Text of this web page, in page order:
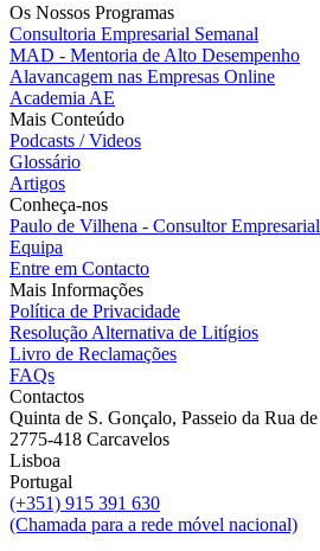
Os Nossos Programas
Consultoria Empresarial Semanal
MAD - Mentoria de Alto Desempenho
Alavancagem nas Empresas Online
Academia AE
Mais Conteúdo
Podcasts / Videos
Glossário
Artigos
Conheça-nos
Paulo de Vilhena - Consultor Empresarial
Equipa
Entre em Contacto
Mais Informações
Política de Privacidade
Resolução Alternativa de Litígios
Livro de Reclamações
FAQs
Contactos
Quinta de S. Gonçalo, Passeio da Rua
2775-418 Carcavelos
Lisboa
Portugal
(+351) 915 391 630
(Chamada para a rede móvel nacional)